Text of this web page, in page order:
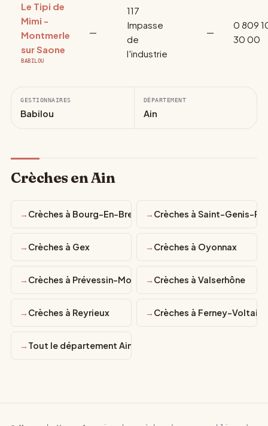
Le Tipi de
Mimi -
Montmerle
sur Saone
BABILOU
—
117
Impasse
de
l'industrie
—
0 809
30 00
GESTIONNAIRES
Babilou
DÉPARTEMENT
Ain
Crèches en Ain
Crèches à Bourg-En-Bresse Crèches à Saint-Genis-
Crèches à Gex Crèches à Oyonnax
Crèches à Prévessin-Moëns Crèches à Valserhône
Crèches à Reyrieux Crèches à Ferney-Voltaire
Tout le département Ain